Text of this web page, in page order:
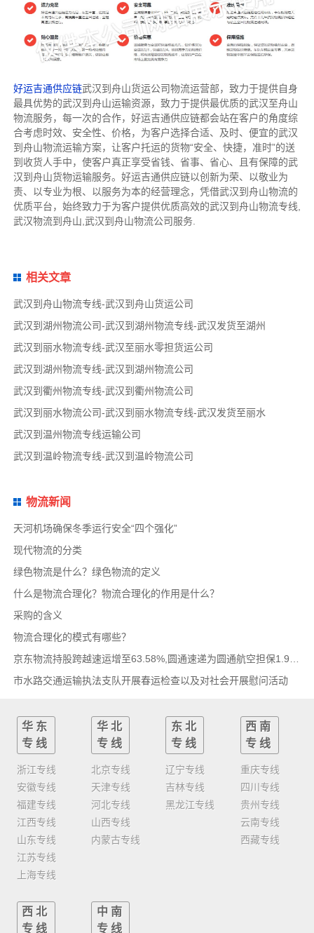
好运吉通供应链武汉到舟山货运公司物流运营部，致力于提供自身
最具优势的武汉到舟山运输资源，致力于提供最优质的武汉至舟山
物流服务，每一次的合作，好运吉通供应链都会站在客户的角度综
合考虑时效、安全性、价格，为客户选择合适、及时、便宜的武汉
到舟山物流运输方案，让客户托运的货物“安全、快捷，准时”的送
到收货人手中，使客户真正享受省钱、省事、省心、且有保障的武
汉到舟山货物运输服务。好运吉通供应链以创新为荣、以敬业为
责、以专业为根、以服务为本的经营理念，凭借武汉到舟山物流的
优质平台，始终致力于为客户提供优质高效的武汉到舟山物流专线,
武汉物流到舟山,武汉到舟山物流公司服务.
相关文章
武汉到舟山物流专线-武汉到舟山货运公司
武汉到湖州物流公司-武汉到湖州物流专线-武汉发货至湖州
武汉到丽水物流专线-武汉至丽水零担货运公司
武汉到湖州物流专线-武汉到湖州物流公司
武汉到衢州物流专线-武汉到衢州物流公司
武汉到丽水物流公司-武汉到丽水物流专线-武汉发货至丽水
武汉到温州物流专线运输公司
武汉到温岭物流专线-武汉到温岭物流公司
物流新闻
天河机场确保冬季运行安全“四个强化”
现代物流的分类
绿色物流是什么？绿色物流的定义
什么是物流合理化？物流合理化的作用是什么？
采购的含义
物流合理化的模式有哪些？
市水路交通运输执法支队开展春运检查以及对社会开展慰问活动
华东
专线
浙江专线
安徽专线
福建专线
江西专线
山东专线
江苏专线
上海专线
华北
专线
北京专线
天津专线
河北专线
山西专线
内蒙古专线
东北
专线
辽宁专线
吉林专线
黑龙江专线
西南
专线
重庆专线
四川专线
贵州专线
云南专线
西藏专线
西北
专线
中南
专线